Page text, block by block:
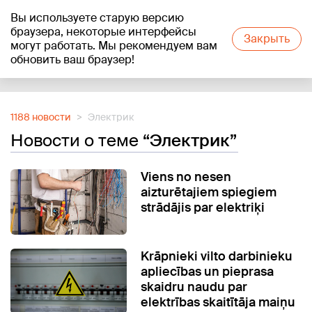
Вы используете старую версию
браузера, некоторые интерфейсы
могут работать. Мы рекомендуем вам
обновить ваш браузер!
Закрыть
+19°C
1188 новости Электрик
Новости о теме “Электрик”
Viens no nesen
aizturētajiem spiegiem
strādājis par elektriķi
Krāpnieki vilto darbinieku
apliecības un pieprasa
skaidru naudu par
elektrības skaitītāja maiņu